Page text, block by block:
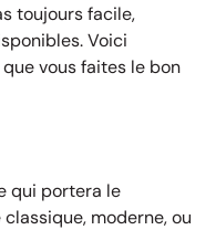
toujours facile,
Voici
vous faites le bon
qui portera le
moderne, ou